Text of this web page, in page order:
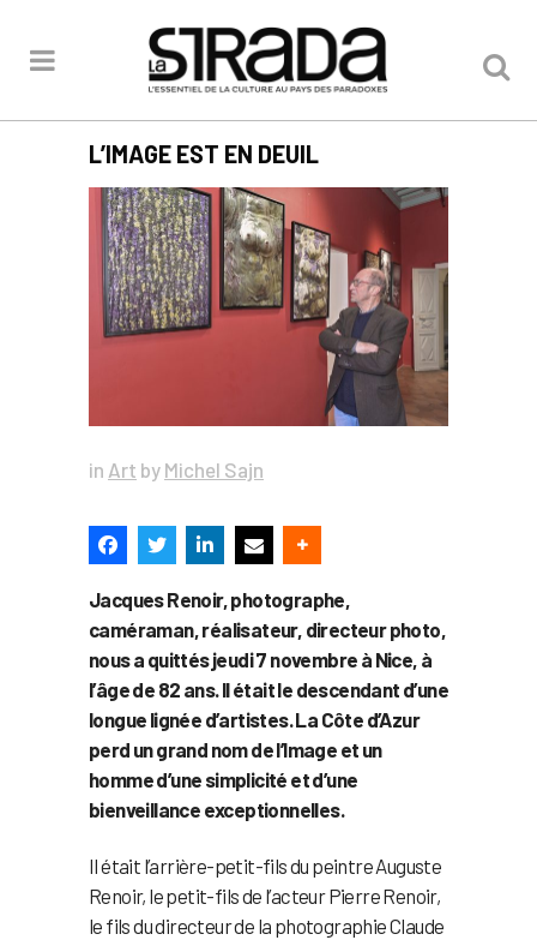
L’IMAGE EST EN DEUIL
in Art by Michel Sajn
Jacques Renoir, photographe,
caméraman, réalisateur, directeur photo,
nous a quittés jeudi 7 novembre à Nice, à
l’âge de 82 ans. Il était le descendant d’une
longue lignée d’artistes. La Côte d’Azur
perd un grand nom de l’Image et un
homme d’une simplicité et d’une
bienveillance exceptionnelles.
Il était l’arrière-petit-fils du peintre Auguste
Renoir, le petit-fils de l’acteur Pierre Renoir,
le fils du directeur de la photographie Claude